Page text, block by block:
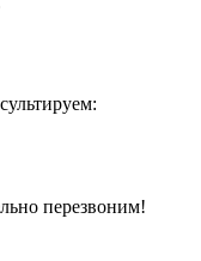
перезвоним!